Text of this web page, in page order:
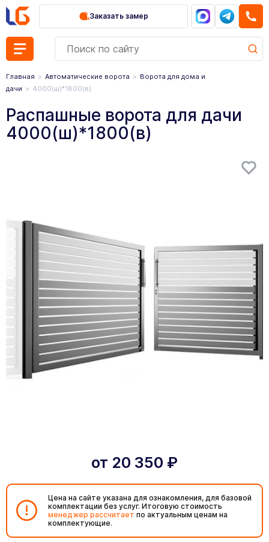
Заказать замер
Главная Автоматические ворота
Ворота для дома и
дачи
4000(ш)*1800(в)
Распашные ворота для дачи
4000(ш)*1800(в)
от 20 350 ₽
Цена на сайте указана для ознакомления, для базовой
комплектации без услуг. Итоговую стоимость
менеджер рассчитает по актуальным ценам на
комплектующие.